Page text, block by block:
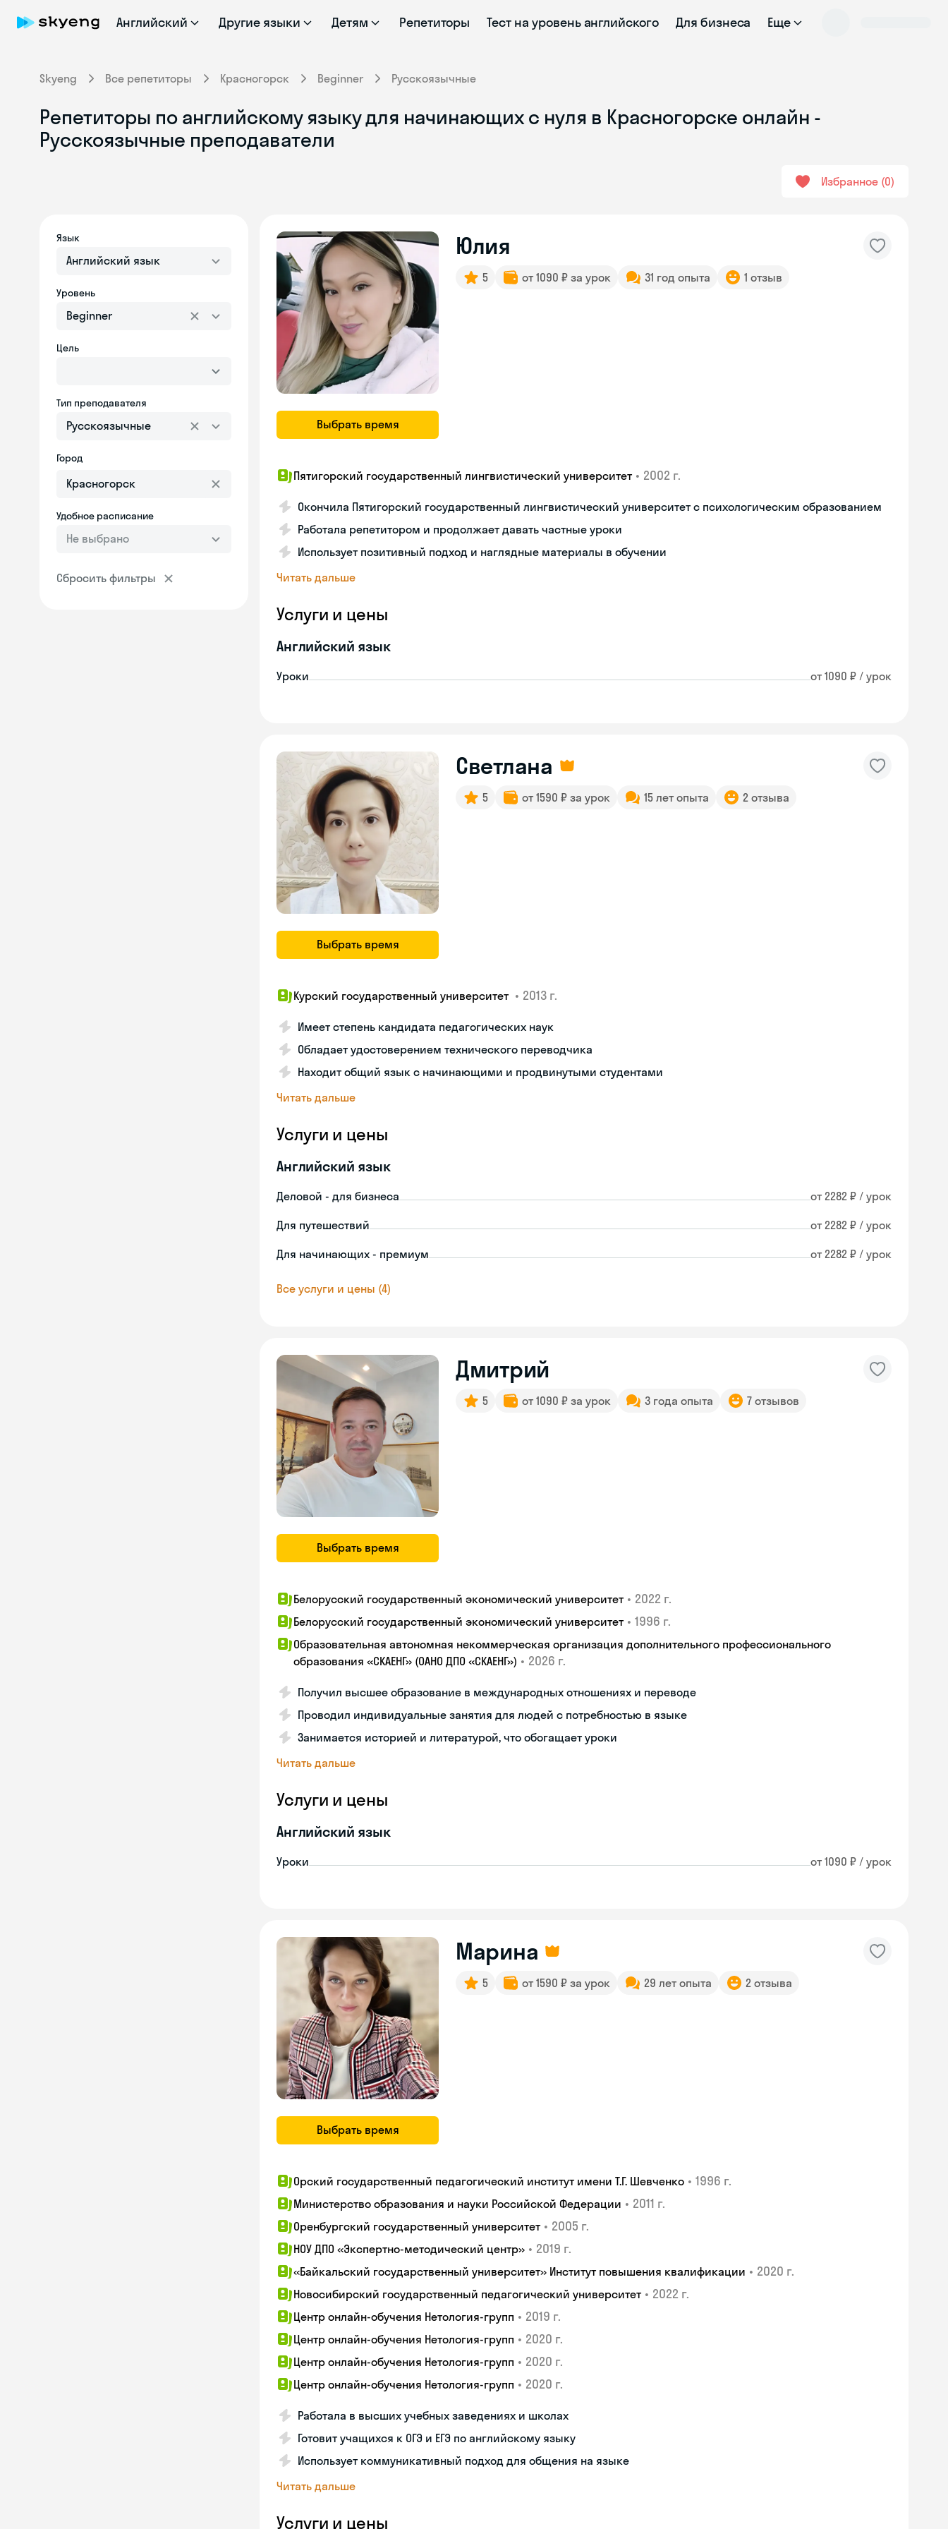
Английский Другие языки Детям Репетиторы Тест на уровень английского Для бизнеса Еще
Skyeng Все репетиторы Красногорск Beginner Русскоязычные
Репетиторы по английскому языку для начинающих с нуля в Красногорске онлайн -
Русскоязычные преподаватели
Избранное 0
Язык
Английский язык
Уровень
Beginner
Цель
Тип преподавателя
Русскоязычные
Город
Удобное расписание
Не выбрано
Сбросить фильтры
Выбрать время
Юлия
5 от 1090 ₽ за урок 31 год опыта 1 отзыв
Пятигорский государственный лингвистический университет • 2002 г.
Окончила Пятигорский государственный лингвистический университет с психологическим образованием
Работала репетитором и продолжает давать частные уроки
Использует позитивный подход и наглядные материалы в обучении
Читать дальше
Услуги и цены
Английский язык
Уроки от 1090 ₽ / урок
Выбрать время
Светлана
5 от 1590 ₽ за урок 15 лет опыта 2 отзыва
Курский государственный университет • 2013 г.
Имеет степень кандидата педагогических наук
Обладает удостоверением технического переводчика
Находит общий язык с начинающими и продвинутыми студентами
Читать дальше
Услуги и цены
Английский язык
Деловой - для бизнеса от 2282 ₽ / урок
Для путешествий от 2282 ₽ / урок
Для начинающих - премиум от 2282 ₽ / урок
Все услуги и цены (4)
Выбрать время
Дмитрий
5 от 1090 ₽ за урок 3 года опыта 7 отзывов
Белорусский государственный экономический университет • 2022 г.
Белорусский государственный экономический университет • 1996 г.
Образовательная автономная некоммерческая организация дополнительного профессионального
образования «СКАЕНГ» (ОАНО ДПО «СКАЕНГ») • 2026 г.
Получил высшее образование в международных отношениях и переводе
Проводил индивидуальные занятия для людей с потребностью в языке
Занимается историей и литературой, что обогащает уроки
Читать дальше
Услуги и цены
Английский язык
Уроки от 1090 ₽ / урок
Выбрать время
Марина
5 от 1590 ₽ за урок 29 лет опыта 2 отзыва
Орский государственный педагогический институт имени Т.Г. Шевченко • 1996 г.
Министерство образования и науки Российской Федерации • 2011 г.
Оренбургский государственный университет • 2005 г.
НОУ ДПО «Экспертно-методический центр» • 2019 г.
«Байкальский государственный университет» Институт повышения квалификации • 2020 г.
Новосибирский государственный педагогический университет • 2022 г.
Центр онлайн-обучения Нетология-групп • 2019 г.
Центр онлайн-обучения Нетология-групп • 2020 г.
Центр онлайн-обучения Нетология-групп • 2020 г.
Центр онлайн-обучения Нетология-групп • 2020 г.
Работала в высших учебных заведениях и школах
Готовит учащихся к ОГЭ и ЕГЭ по английскому языку
Использует коммуникативный подход для общения на языке
Читать дальше
Услуги и цены